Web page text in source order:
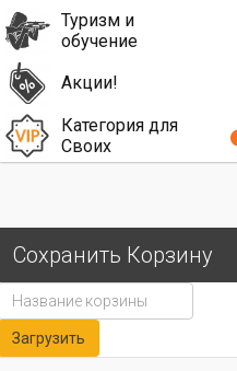
Туризм и
обучение
Акции!
Категория для
Своих
Сохранить Корзину